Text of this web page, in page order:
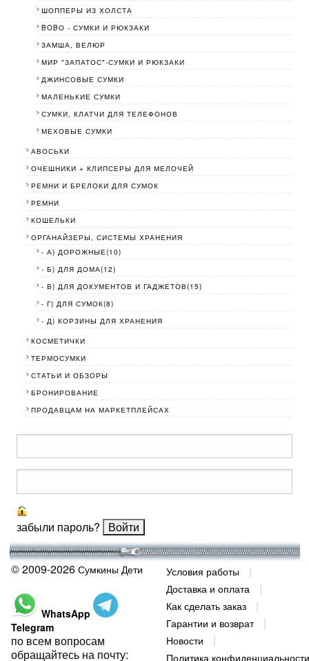
ШОППЕРЫ ИЗ ХОЛСТА
BOBО - СУМКИ И РЮКЗАКИ
ЗАМША, ВЕЛЮР
МИР "ЗАПАТОС"-СУМКИ И РЮКЗАКИ
ДЖИНСОВЫЕ СУМКИ
МАЛЕНЬКИЕ СУМКИ
СУМКИ, КЛАТЧИ ДЛЯ ТЕЛЕФОНОВ
МЕХОВЫЕ СУМКИ
АВОСЬКИ
ОЧЕШНИКИ + КЛИПСЕРЫ ДЛЯ МЕЛОЧЕЙ
РЕМНИ И БРЕЛОКИ ДЛЯ СУМОК
РЕМНИ
КОШЕЛЬКИ
ОРГАНАЙЗЕРЫ, СИСТЕМЫ ХРАНЕНИЯ
- А) ДОРОЖНЫЕ(10)
- Б) ДЛЯ ДОМА(12)
- В) ДЛЯ ДОКУМЕНТОВ И ГАДЖЕТОВ(15)
- Г) ДЛЯ СУМОК(8)
- Д) КОРЗИНЫ ДЛЯ ХРАНЕНИЯ
КОСМЕТИЧКИ
ТЕРМОСУМКИ
СТАТЬИ И ОБЗОРЫ
БРОНИРОВАНИЕ
ПРОДАВЦАМ НА МАРКЕТПЛЕЙСАХ
забыли пароль?
© 2009-2026 Сумкины Дети
WhatsApp
Telegram
по всем вопросам
обращайтесь на почту:
Условия работы
Доставка и оплата
Как сделать заказ
Гарантии и возврат
Новости
Политика конфиденциальности